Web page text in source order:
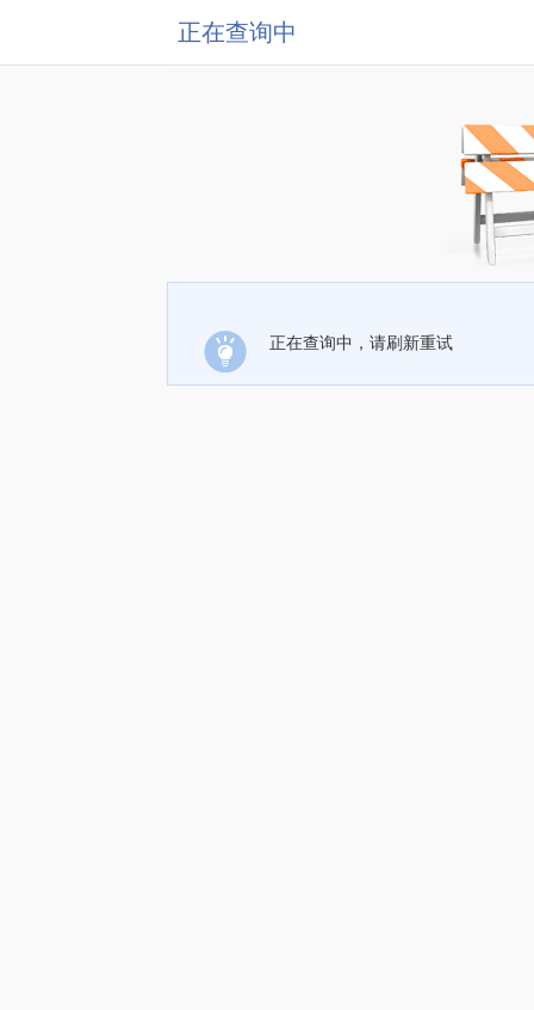
正在查询中
正在查询中，请刷新重试